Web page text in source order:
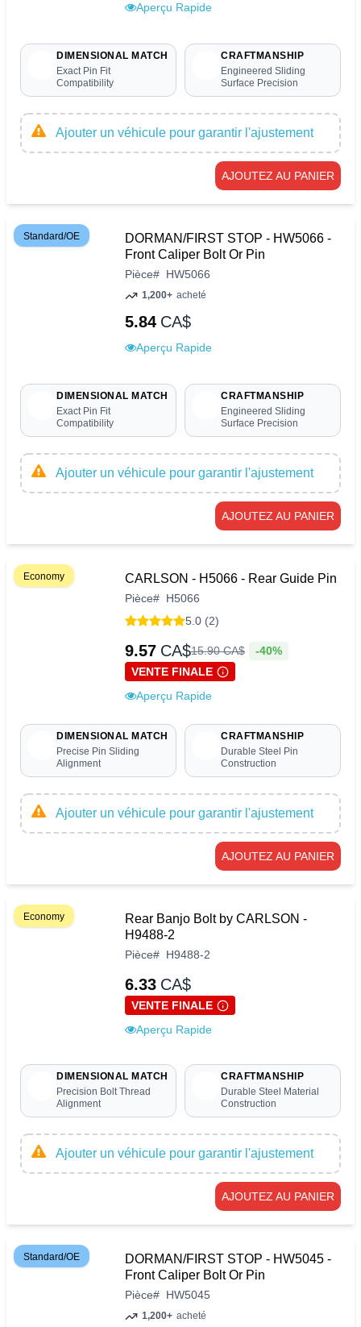
Aperçu Rapide
DIMENSIONAL MATCH
Exact Pin Fit
Compatibility
CRAFTMANSHIP
Engineered Sliding
Surface Precision
Ajouter un véhicule pour garantir l'ajustement
AJOUTEZ AU PANIER
Standard/OE
DORMAN/FIRST STOP - HW5066 -
Front Caliper Bolt Or Pin
Pièce# HW5066
1,200+ acheté
5.84 CA$
Aperçu Rapide
DIMENSIONAL MATCH
Exact Pin Fit
Compatibility
CRAFTMANSHIP
Engineered Sliding
Surface Precision
Ajouter un véhicule pour garantir l'ajustement
AJOUTEZ AU PANIER
Economy CARLSON - H5066 - Rear Guide Pin
Pièce# H5066
5.0 (2)
9.57 CA$15.90CA$
-40%
VENTE FINALE
Aperçu Rapide
DIMENSIONAL MATCH
Precise Pin Sliding
Alignment
CRAFTMANSHIP
Durable Steel Pin
Construction
Ajouter un véhicule pour garantir l'ajustement
AJOUTEZ AU PANIER
Economy
Rear Banjo Bolt by CARLSON -
H9488-2
Pièce# H9488-2
6.33 CA$
VENTE FINALE
Aperçu Rapide
DIMENSIONAL MATCH
Precision Bolt Thread
Alignment
CRAFTMANSHIP
Durable Steel Material
Construction
Ajouter un véhicule pour garantir l'ajustement
AJOUTEZ AU PANIER
Standard/OE
DORMAN/FIRST STOP - HW5045 -
Front Caliper Bolt Or Pin
Pièce# HW5045
1,200+ acheté